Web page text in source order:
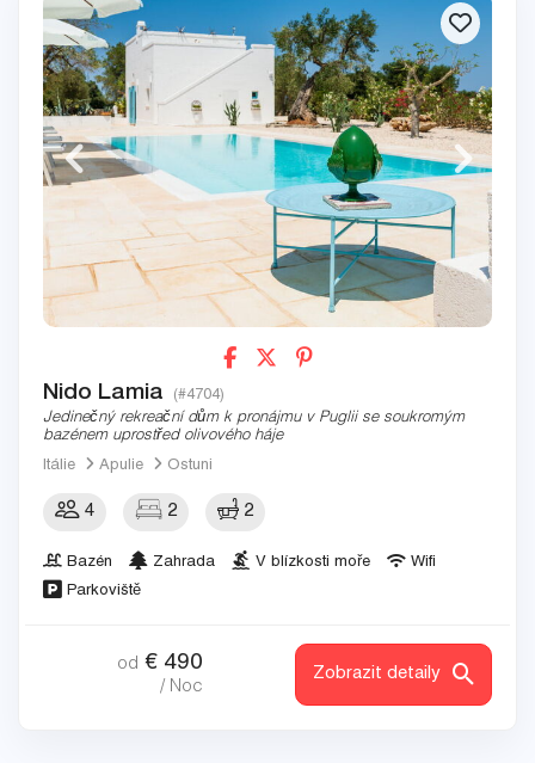
Nido Lamia (#4704)
Jedinečný rekreační dům k pronájmu v Puglii se soukromým
bazénem uprostřed olivového háje
Itálie
Apulie Ostuni
4 2 2
Bazén Zahrada V blízkosti moře
Wifi
Parkoviště
od € 490
/ Noc
Zobrazit detaily